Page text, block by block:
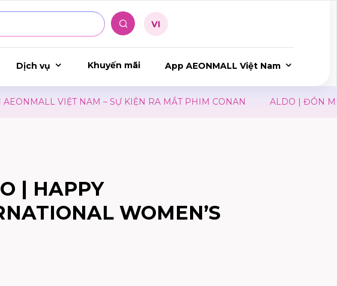
Dịch vụ Khuyến mãi App AEONMALL Việt Nam
VIỆT NAM – SỰ KIỆN RA MẮT PHIM CONAN ALDO | ĐÓN MÙA
| HAPPY
WOMEN’S